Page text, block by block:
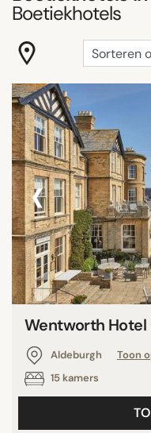
Boetiekhotels
‹
Wentworth Hotel
Aldeburgh
Toon
15 kamers